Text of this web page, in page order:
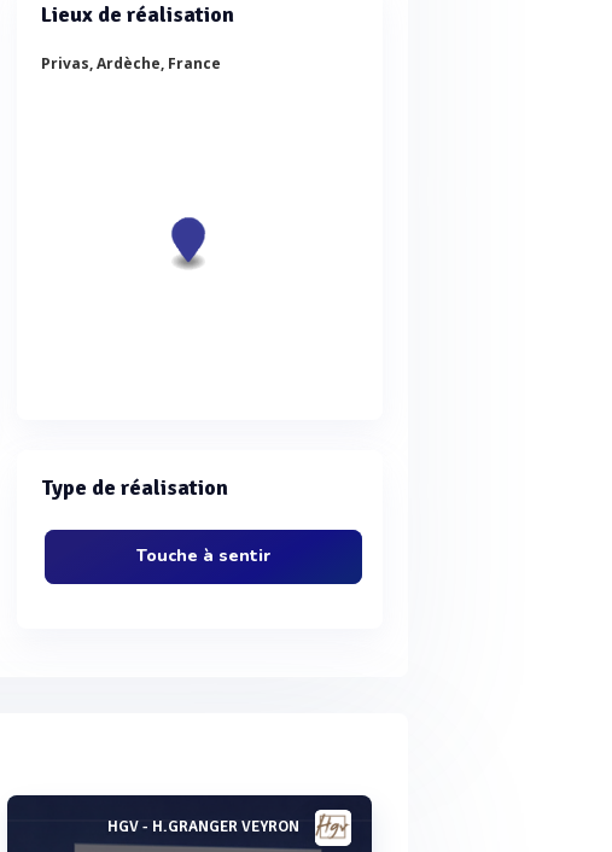
Lieux de réalisation
Privas, Ardèche, France
Type de réalisation
Touche à sentir
HGV - H.GRANGER VEYRON